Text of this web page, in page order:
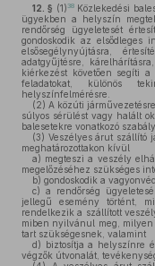
12. § (1) 38Közlekedési
ügyekben a helyszín
rendőrség ügyeletesét
gondoskodik az elsődleges
elsősegélynyújtásra,
adatgyűjtésre,
kiérkezést követően segíti
feladatokat, különös
helyszínfelmérésre.
(2) A közúti
súlyos sérülést vagy halált
balesetekre vonatkozó
(3) Veszélyes árut szállító
meghatározottakon kívül
a) megteszi a veszély
megelőzéséhez szükséges
b) gondoskodik a
c) a rendőrség
jellegű esemény történt,
rendelkezik a szállított
miben nyilvánul meg, milyen
tart szükségesnek, valamint
d) biztosítja a helyszínre
végzők útvonalát,